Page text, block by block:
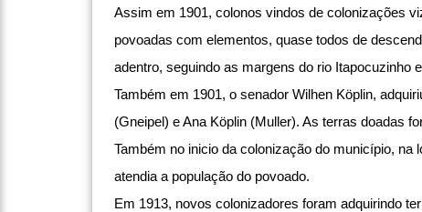
Assim em 1901, colonos vindos de colonizações
povoadas com elementos, quase todos de
adentro, seguindo as margens do rio Itapocuzinho
Também em 1901, o senador Wilhen Köplin,
(Gneipel) e Ana Köplin (Muller). As terras doadas
Também no inicio da colonização do município, na
atendia a população do povoado.
Em 1913, novos colonizadores foram adquirindo